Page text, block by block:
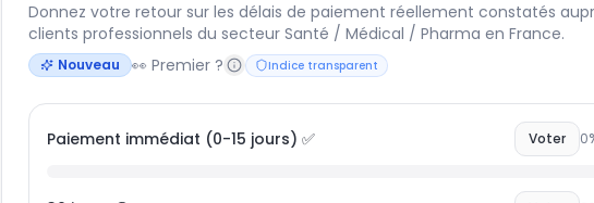
Donnez votre retour sur les délais de paiement réellement constatés
clients professionnels du secteur Santé / Médical / Pharma en France.
Nouveau 👀 Premier ? Indice transparent
Paiement immédiat (0-15 jours) ✅ Voter 0